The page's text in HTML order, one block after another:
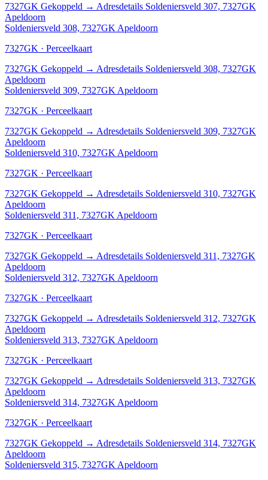
7327GK Gekoppeld → Adresdetails Soldeniersveld 307, 7327GK
Apeldoorn
Soldeniersveld 308, 7327GK Apeldoorn
7327GK · Perceelkaart
7327GK Gekoppeld → Adresdetails Soldeniersveld 308, 7327GK
Apeldoorn
Soldeniersveld 309, 7327GK Apeldoorn
7327GK · Perceelkaart
7327GK Gekoppeld → Adresdetails Soldeniersveld 309, 7327GK
Apeldoorn
Soldeniersveld 310, 7327GK Apeldoorn
7327GK · Perceelkaart
7327GK Gekoppeld → Adresdetails Soldeniersveld 310, 7327GK
Apeldoorn
Soldeniersveld 311, 7327GK Apeldoorn
7327GK · Perceelkaart
7327GK Gekoppeld → Adresdetails Soldeniersveld 311, 7327GK
Apeldoorn
Soldeniersveld 312, 7327GK Apeldoorn
7327GK · Perceelkaart
7327GK Gekoppeld → Adresdetails Soldeniersveld 312, 7327GK
Apeldoorn
Soldeniersveld 313, 7327GK Apeldoorn
7327GK · Perceelkaart
7327GK Gekoppeld → Adresdetails Soldeniersveld 313, 7327GK
Apeldoorn
Soldeniersveld 314, 7327GK Apeldoorn
7327GK · Perceelkaart
7327GK Gekoppeld → Adresdetails Soldeniersveld 314, 7327GK
Apeldoorn
Soldeniersveld 315, 7327GK Apeldoorn